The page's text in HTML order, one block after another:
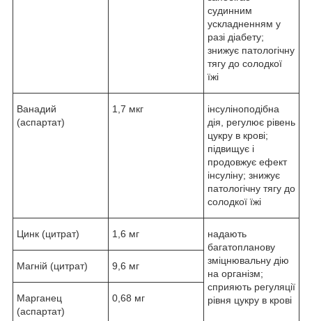
судинним
ускладненням у
разі діабету;
знижує патологічну
тягу до солодкої
їжі
Ванадий
(аспартат)
1,7 мкг
інсуліноподібна
дія, регулює рівень
цукру в крові;
підвищує і
продовжує ефект
інсуліну; знижує
патологічну тягу до
солодкої їжі
Цинк (цитрат) 1,6 мг
надають
багатопланову
зміцнювальну дію
на організм;
сприяють регуляції
рівня цукру в крові
Магній (цитрат) 9,6 мг
Марганец
(аспартат)
0,68 мг